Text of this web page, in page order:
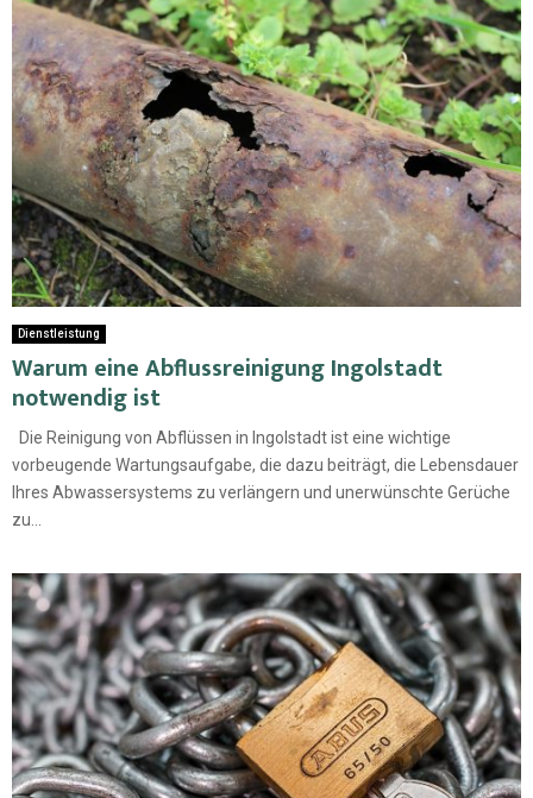
Dienstleistung
Warum eine Abflussreinigung Ingolstadt
notwendig ist
Die Reinigung von Abflüssen in Ingolstadt ist eine wichtige
vorbeugende Wartungsaufgabe, die dazu beiträgt, die Lebensdauer
Ihres Abwassersystems zu verlängern und unerwünschte Gerüche
zu...